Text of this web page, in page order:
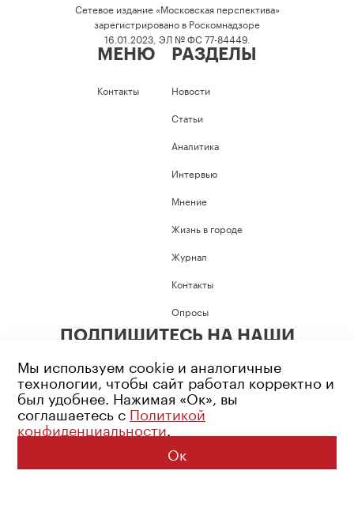
Сетевое издание «Московская перспектива»
зарегистрировано в Роскомнадзоре
16.01.2023, ЭЛ № ФС 77-84449.
МЕНЮ
Контакты
РАЗДЕЛЫ
Новости
Статьи
Аналитика
Интервью
Мнение
Жизнь в городе
Журнал
Контакты
Опросы
ПОДПИШИТЕСЬ НА НАШИ
Возрастное ограничение: 16+
Политика конфиденциальности
© 2026 Все права защищены
Мы используем cookie и аналогичные
технологии, чтобы сайт работал корректно и
был удобнее. Нажимая «Ок», вы
соглашаетесь с Политикой
конфиденциальности.
Ок